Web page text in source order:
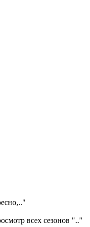
.."
всех сезонов ".."